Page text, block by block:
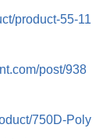
product-55-11
post/938
750D-Poly